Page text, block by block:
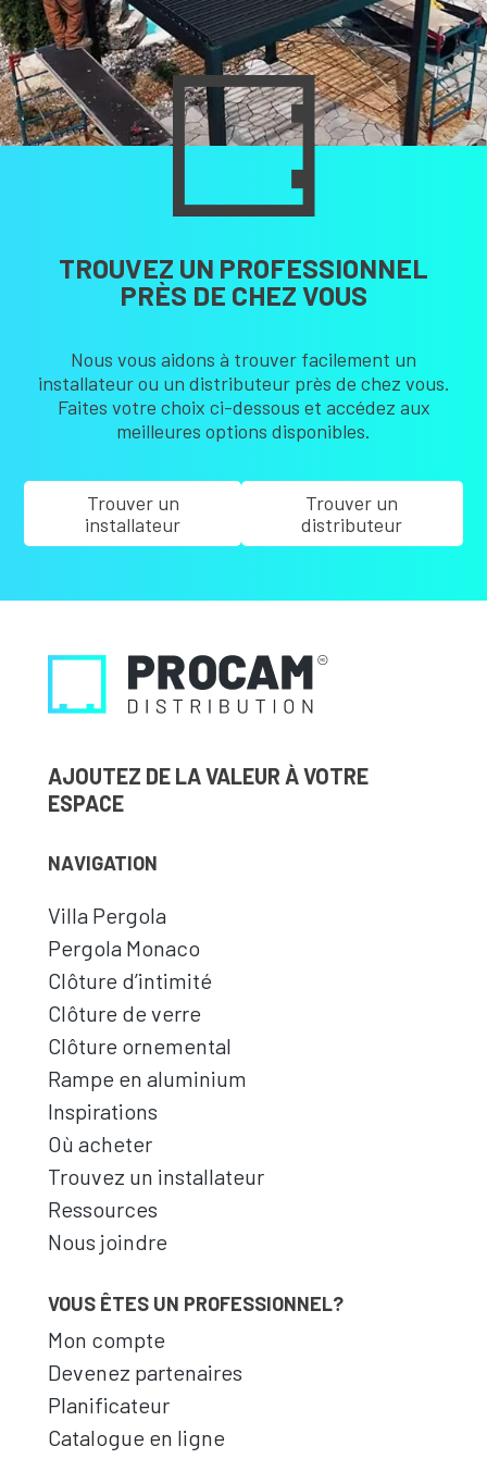
TROUVEZ UN PROFESSIONNEL
PRÈS DE CHEZ VOUS
Nous vous aidons à trouver facilement un
installateur ou un distributeur près de chez vous.
Faites votre choix ci-dessous et accédez aux
meilleures options disponibles.
Trouver un
installateur
Trouver un
distributeur
AJOUTEZ DE LA VALEUR À VOTRE
ESPACE
NAVIGATION
Villa Pergola
Pergola Monaco
Clôture d’intimité
Clôture de verre
Clôture ornemental
Rampe en aluminium
Inspirations
Où acheter
Trouvez un installateur
Ressources
Nous joindre
VOUS ÊTES UN PROFESSIONNEL?
Mon compte
Devenez partenaires
Planificateur
Catalogue en ligne